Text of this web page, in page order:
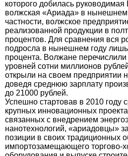
которого добилась
волжская «Ариада» в нынешнем
частности, волжское
реализованной продукции в
процентов. Для сравнения вся
подросла в нынешнем году
процента. Волжане
уровней сотни миллионов
открыли на своем предприятии
доведя среднюю зарплату
до 21000 рублей.
Успешно стартовав в 2010 году
крупных инновационных
связанных с внедрением
нанотехнологий, «ариадовцы»
позиции в своих традиционных
импортозамещающего торгово-